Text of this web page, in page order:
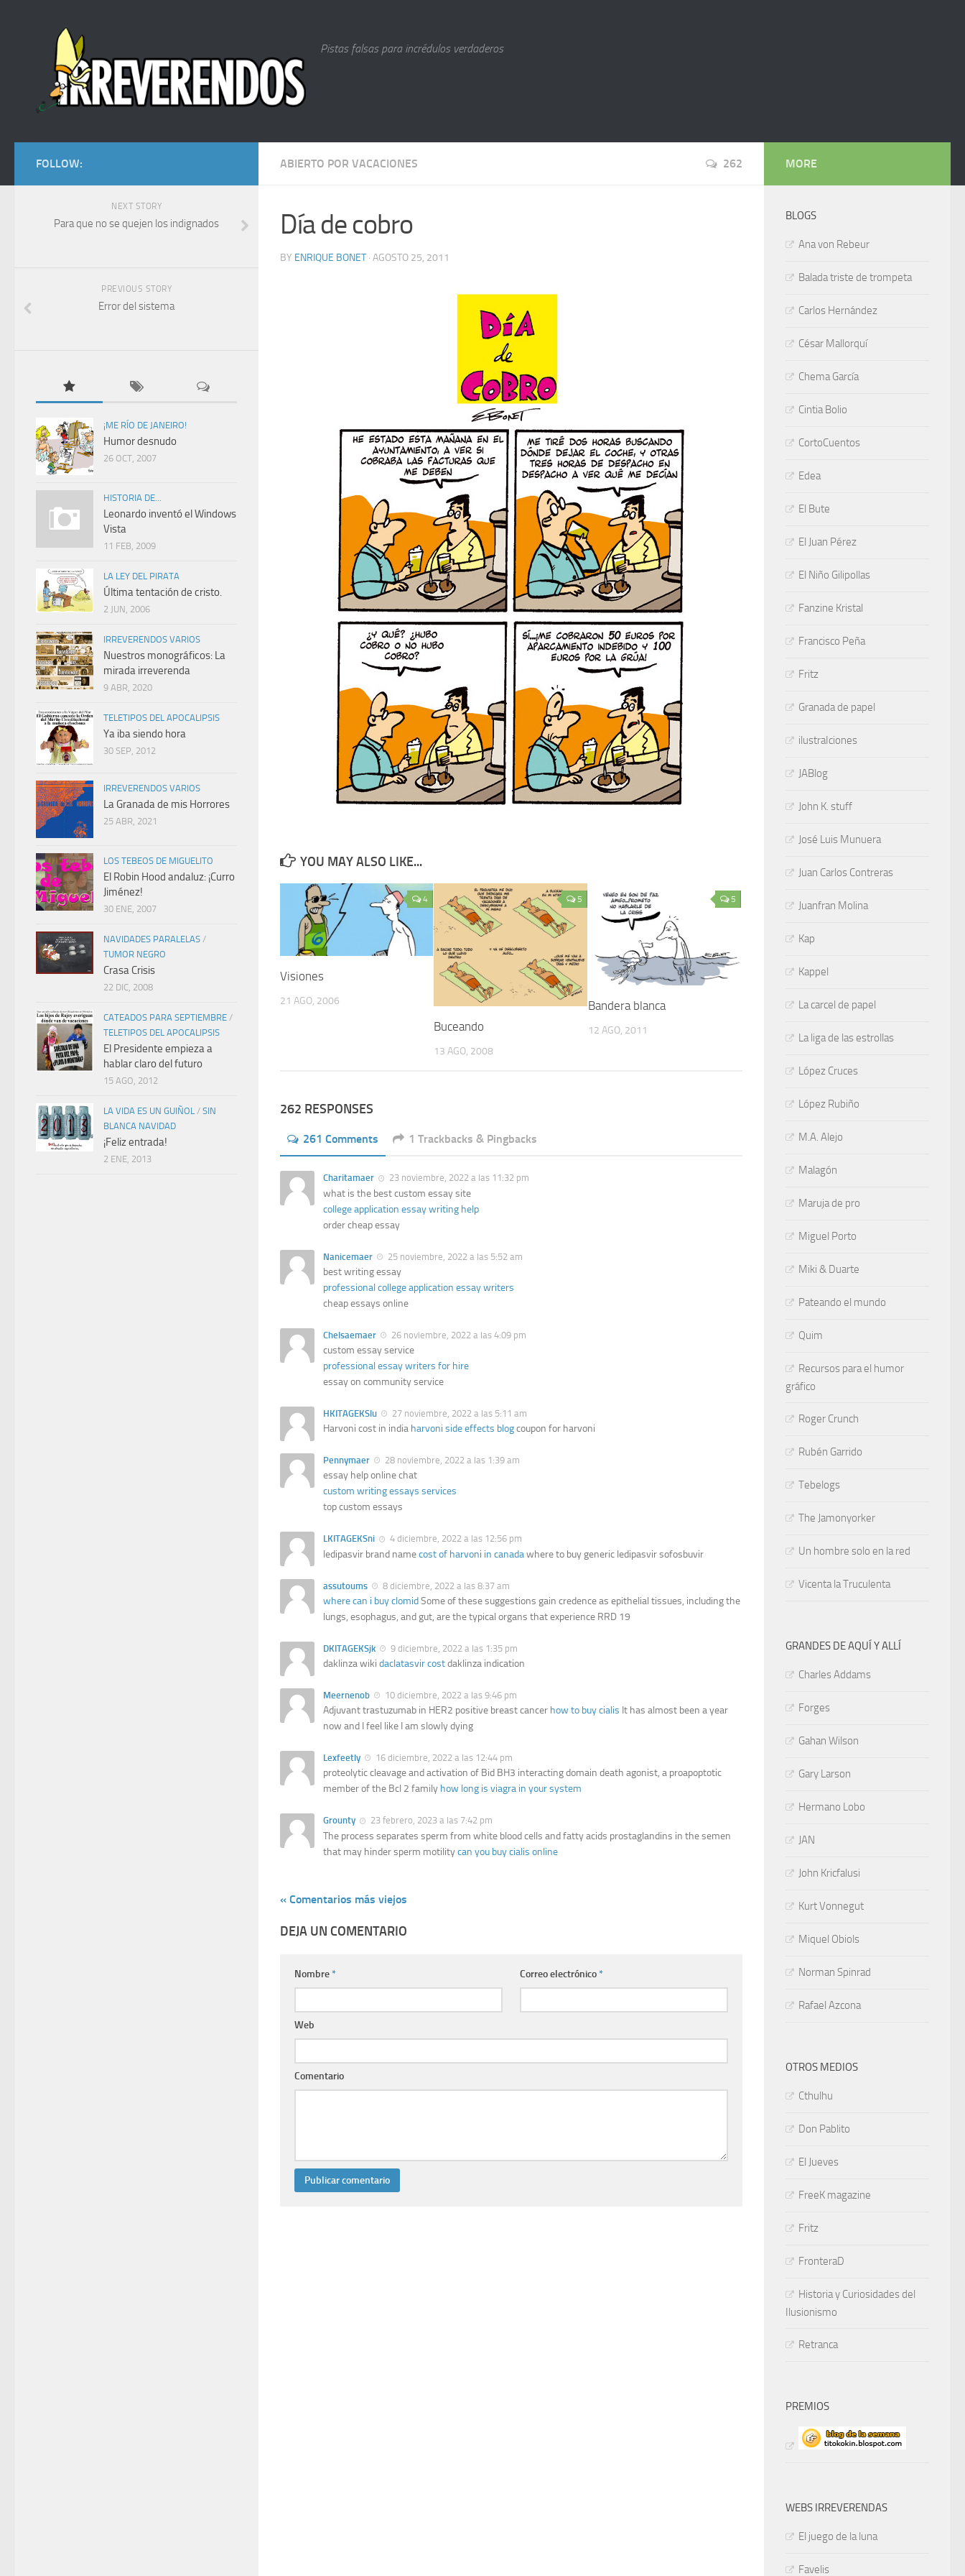
Pistas falsas para incrédulos verdaderos
ABIERTO POR VACACIONES 262
Día de cobro
BY ENRIQUE BONET· AGOSTO 25, 2011
YOU MAY ALSO LIKE...
4
Visiones
21 AGO, 2006
5
Buceando
13 AGO, 2008
5
Bandera blanca
12 AGO, 2011
262 RESPONSES
261 Comments 1 Trackbacks & Pingbacks
Charitamaer 23 noviembre, 2022 a las 11:32 pm
what is the best custom essay site
college application essay writing help
order cheap essay
Nanicemaer 25 noviembre, 2022 a las 5:52 am
best writing essay
professional college application essay writers
cheap essays online
Chelsaemaer 26 noviembre, 2022 a las 4:09 pm
custom essay service
professional essay writers for hire
essay on community service
HKITAGEKSlu 27 noviembre, 2022 a las 5:11 am
Harvoni cost in india harvoni side effects blogcoupon for harvoni
Pennymaer 28 noviembre, 2022 a las 1:39 am
essay help online chat
custom writing essays services
top custom essays
LKITAGEKSni 4 diciembre, 2022 a las 12:56 pm
ledipasvir brand namecost of harvoni in canadawhere to buy generic ledipasvir sofosbuvir
assutoums 8 diciembre, 2022 a las 8:37 am
where can i buy clomidSome of these suggestions gain credence as epithelial tissues, including the
lungs, esophagus, and gut, are the typical organs that experience RRD 19
DKITAGEKSjk 9 diciembre, 2022 a las 1:35 pm
daklinza wiki daclatasvir costdaklinza indication
Meernenob 10 diciembre, 2022 a las 9:46 pm
Adjuvant trastuzumab in HER2 positive breast cancer how to buy cialis It has almost been a year
now and I feel like I am slowly dying
Lexfeetly 16 diciembre, 2022 a las 12:44 pm
proteolytic cleavage and activation of Bid BH3 interacting domain death agonist, a proapoptotic
member of the Bcl 2 family how long is viagra in your system
Grounty 23 febrero, 2023 a las 7:42 pm
The process separates sperm from white blood cells and fatty acids prostaglandins in the semen
that may hinder sperm motilitycan you buy cialis online
« Comentarios más viejos
DEJA UN COMENTARIO
Nombre* Correo electrónico*
Web
Comentario
FOLLOW:
NEXT STORY
Para que no se quejen los indignados
PREVIOUS STORY
Error del sistema
¡ME RÍO DE JANEIRO!
Humor desnudo
26 OCT, 2007
HISTORIA DE...
Leonardo inventó el Windows
Vista
11 FEB, 2009
LA LEY DEL PIRATA
Última tentación de cristo.
2 JUN, 2006
IRREVERENDOS VARIOS
Nuestros monográficos: La
mirada irreverenda
9 ABR, 2020
TELETIPOS DEL APOCALIPSIS
Ya iba siendo hora
30 SEP, 2012
IRREVERENDOS VARIOS
La Granada de mis Horrores
25 ABR, 2021
LOS TEBEOS DE MIGUELITO
El Robin Hood andaluz: ¡Curro
Jiménez!
30 ENE, 2007
NAVIDADES PARALELAS /
TUMOR NEGRO
Crasa Crisis
22 DIC, 2008
CATEADOS PARA SEPTIEMBRE /
TELETIPOS DEL APOCALIPSIS
El Presidente empieza a
hablar claro del futuro
15 AGO, 2012
LA VIDA ES UN GUIÑOL / SIN
BLANCA NAVIDAD
¡Feliz entrada!
2 ENE, 2013
MORE
BLOGS
Ana von Rebeur
Balada triste de trompeta
Carlos Hernández
César Mallorquí
Chema García
Cintia Bolio
CortoCuentos
Edea
El Bute
El Juan Pérez
El Niño Gilipollas
Fanzine Kristal
Francisco Peña
Fritz
Granada de papel
ilustraIciones
JABlog
John K. stuff
José Luis Munuera
Juan Carlos Contreras
Juanfran Molina
Kap
Kappel
La carcel de papel
La liga de las estrollas
López Cruces
López Rubiño
M.A. Alejo
Malagón
Maruja de pro
Miguel Porto
Miki & Duarte
Pateando el mundo
Quim
Recursos para el humor
gráfico
Roger Crunch
Rubén Garrido
Tebelogs
The Jamonyorker
Un hombre solo en la red
Vicenta la Truculenta
GRANDES DE AQUÍ Y ALLÍ
Charles Addams
Forges
Gahan Wilson
Gary Larson
Hermano Lobo
JAN
John Kricfalusi
Kurt Vonnegut
Miquel Obiols
Norman Spinrad
Rafael Azcona
OTROS MEDIOS
Cthulhu
Don Pablito
El Jueves
FreeK magazine
Fritz
FronteraD
Historia y Curiosidades del
Ilusionismo
Retranca
PREMIOS
WEBS IRREVERENDAS
El juego de la luna
Favelis